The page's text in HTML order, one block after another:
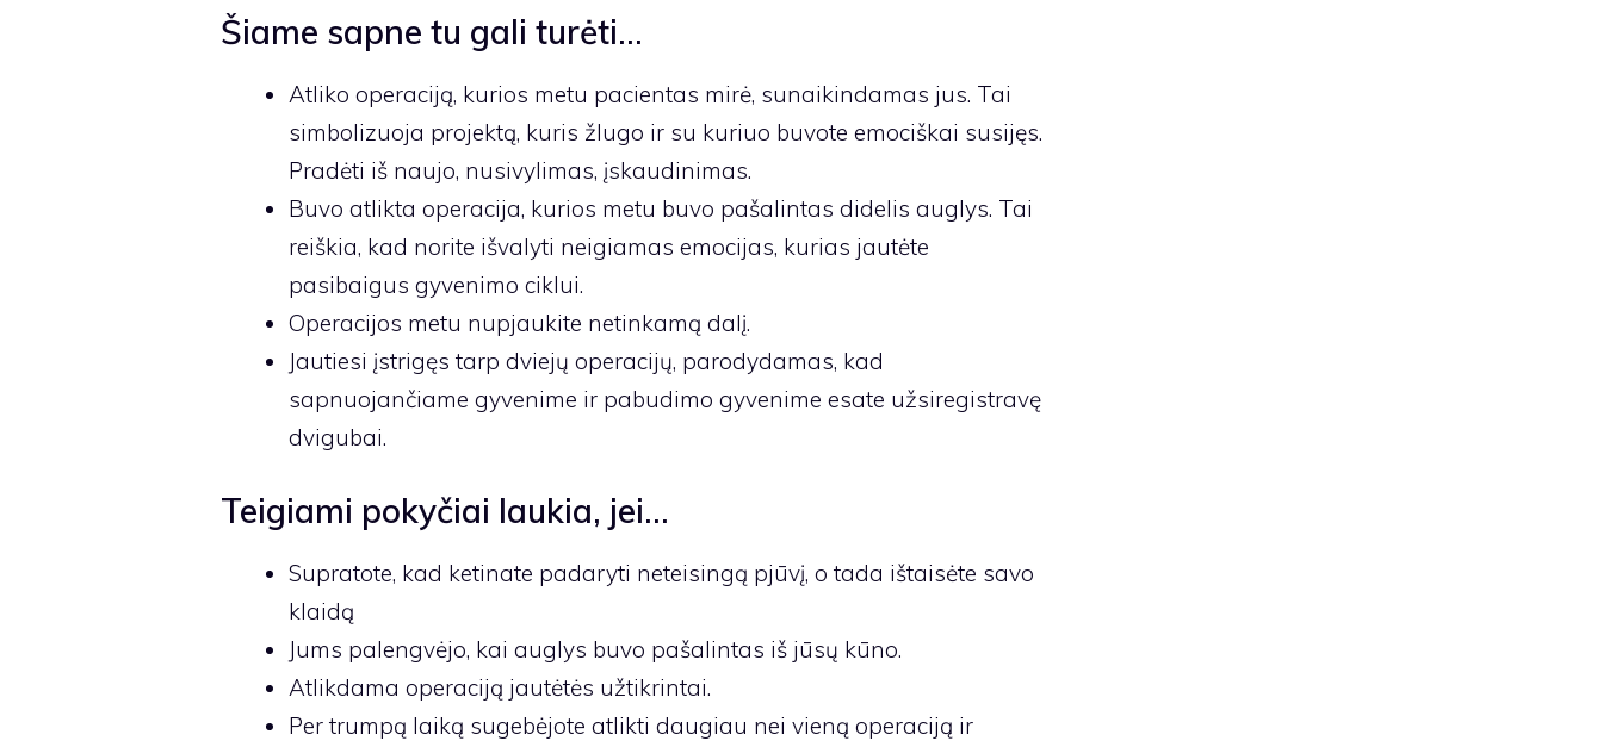
Šiame sapne tu gali turėti…
Atliko operaciją, kurios metu pacientas mirė, sunaikindamas jus. Tai
simbolizuoja projektą, kuris žlugo ir su kuriuo buvote emociškai susijęs.
Pradėti iš naujo, nusivylimas, įskaudinimas.
Buvo atlikta operacija, kurios metu buvo pašalintas didelis auglys. Tai
reiškia, kad norite išvalyti neigiamas emocijas, kurias jautėte
pasibaigus gyvenimo ciklui.
Operacijos metu nupjaukite netinkamą dalį.
Jautiesi įstrigęs tarp dviejų operacijų, parodydamas, kad
sapnuojančiame gyvenime ir pabudimo gyvenime esate užsiregistravę
dvigubai.
Teigiami pokyčiai laukia, jei…
Supratote, kad ketinate padaryti neteisingą pjūvį, o tada ištaisėte savo
klaidą
Jums palengvėjo, kai auglys buvo pašalintas iš jūsų kūno.
Atlikdama operaciją jautėtės užtikrintai.
Per trumpą laiką sugebėjote atlikti daugiau nei vieną operaciją ir